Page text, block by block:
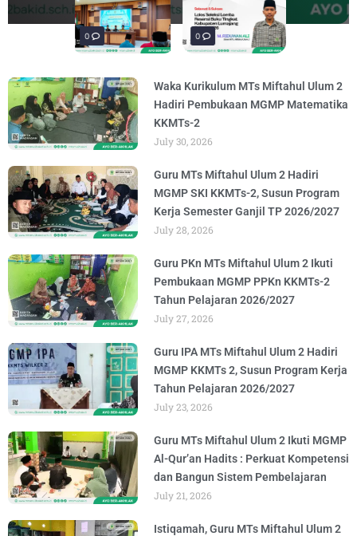
materi “Pengembangan Ekosistem
BY ADMIN AUGUST 6, 2026
penguatan materi bertajuk "Praktik Baik
BY ADMIN AUGUST 6, 2026
penguatan materi "Re-Branding
BY ADMIN AUGUST 5, 2026
materi Literasi Digital yang
BY ADMIN AUGUST 5, 2026
Madrasah" padaAUGUST 4, 2026
materi “Pengembangan Ekosistem
BY ADMIN AUGUST 6, 2026
0 0
Waka Kurikulum MTs Miftahul Ulum 2
Hadiri Pembukaan MGMP Matematika
KKMTs-2
July 30, 2026
Guru MTs Miftahul Ulum 2 Hadiri
MGMP SKI KKMTs-2, Susun Program
Kerja Semester Ganjil TP 2026/2027
July 28, 2026
Guru PKn MTs Miftahul Ulum 2 Ikuti
Pembukaan MGMP PPKn KKMTs-2
Tahun Pelajaran 2026/2027
July 27, 2026
Guru IPA MTs Miftahul Ulum 2 Hadiri
MGMP KKMTs 2, Susun Program Kerja
Tahun Pelajaran 2026/2027
July 23, 2026
Guru MTs Miftahul Ulum 2 Ikuti MGMP
Al-Qur’an Hadits : Perkuat Kompetensi
dan Bangun Sistem Pembelajaran
July 21, 2026
Istiqamah, Guru MTs Miftahul Ulum 2